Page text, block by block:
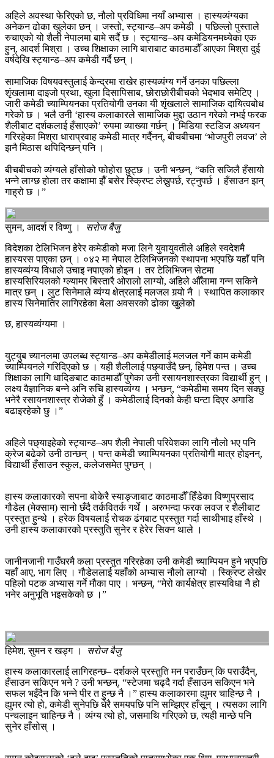
अहिले अवस्था फेरिएको छ, नौलो प्रविधिमा नयाँ अभ्यास । हास्यव्यंग्यका
अनेकन ढोका खुलेका छन् । जस्तो, स्ट्यान्ड–अप कमेडी । पछिल्लो पुस्ताले
रुचाएको यो शैली नेपालमा बामे सर्दै छ । स्ट्यान्ड–अप कमेडियनमध्येका एक
हुन्, आदर्श मिश्रा । उच्च शिक्षाका लागि बाराबाट काठमाडौँ आएका मिश्रा दुई
वर्षदेखि स्ट्यान्ड–अप कमेडी गर्दै छन् ।
सामाजिक विषयवस्तुलाई केन्द्रमा राखेर हास्यव्यंग्य गर्ने उनका पछिल्ला
शृंखलामा दाइजो प्रथा, खुला दिसापिसाब, छोराछोरीबीचको भेदभाव समेटिए ।
जारी कमेडी च्याम्पियनका प्रतियोगी उनका यी शृंखलाले सामाजिक दायित्वबोध
गरेको छ । भलै उनी ‘हास्य कलाकारले सामाजिक मुद्दा उठान गरेको नभई फरक
शैलीबाट दर्शकलाई हँसाएको’ रुपमा व्याख्या गर्छन् । मिडिया स्टडिज अध्ययन
गरिरहेका मिश्रा धाराप्रवाह कमेडी मात्र गर्दैनन्, बीचबीचमा ‘भोजपुरी लवज’ ले
झनै मिठास थपिदिन्छन् पनि ।
बीचबीचको व्यंग्यले हाँसोको फोहोरा छुट्छ । उनी भन्छन्, “कति सजिलै हँसायो
भन्ने लाग्छ होला तर कक्षामा झैँ बसेर स्क्रिप्ट लेख्नुपर्छ, रट्नुपर्छ । हँसाउन झन्
गाह्रो छ ।”
सुमन, आदर्श र विष्णु ।
सरोज बैजु
विदेशका टेलिभिजन हेरेर कमेडीको मजा लिने युवायुवतीले अहिले स्वदेशमै
हास्यरस पाएका छन् । ०४२ मा नेपाल टेलिभिजनको स्थापना भएपछि यहाँ पनि
हास्यव्यंग्य विधाले उचाइ नपाएको होइन । तर टेलिभिजन सेटमा
हास्यसिरियलको ग्ल्यामर बिस्तारै ओरालो लाग्यो, अहिले औँलामा गन्न सकिने
मात्र छन् । लुट सिनेमाले व्यंग्य क्षेत्रलाई मलजल गर्‍यो नै । स्थापित कलाकार
हास्य सिनेमातिर लागिरहेका बेला अवसरको ढोका खुलेको
छ, हास्यव्यंग्यमा ।
युट्युब च्यानलमा उपलब्ध स्ट्यान्ड–अप कमेडीलाई मलजल गर्ने काम कमेडी
च्याम्पियनले गरिदिएको छ । यही शैलीलाई पछ्याउँदै छन्, हिमेश पन्त । उच्च
शिक्षाका लागि धादिङबाट काठमाडौँ पुगेका उनी रसायनशास्त्रका विद्यार्थी हुन् ।
लक्ष्य वैज्ञानिक बन्ने अनि रुचि हास्यव्यंग्य । भन्छन्, “कमेडीमा समय दिन सक्छु
भनेरै रसायनशास्त्र रोजेको हुँ । कमेडीलाई दिनको केही घन्टा दिएर अगाडि
बढाइरहेको छु ।”
अहिले पछ्याइहेको स्ट्यान्ड–अप शैली नेपाली परिवेशका लागि नौलो भए पनि
क्रेज बढेको उनी ठान्छन् । पन्त कमेडी च्याम्पियनका प्रतियोगी मात्र होइनन्,
विद्यार्थी हँसाउन स्कुल, कलेजसमेत पुग्छन् ।
हास्य कलाकारको सपना बोकेरै स्याङ्जाबाट काठमाडौँ हिँडेका विष्णुप्रसाद
गौडेल (मेक्साम) सानो छँदै तर्कवितर्क गर्थे । अरुभन्दा फरक लवज र शैलीबाट
प्रस्तुत हुन्थे । हरेक विषयलाई रोचक ढंगबाट प्रस्तुत गर्दा साथीभाइ हाँस्थे ।
उनी हास्य कलाकारको प्रस्तुति सुनेर र हेरेर सिक्न थाले ।
जानीनजानी गाउँघरमै कला प्रस्तुत गरिरहेका उनी कमेडी च्याम्पियन हुने भएपछि
यहाँ आए, भाग लिए । गौडेललाई यहाँको अभ्यास नौलो लाग्यो । स्क्रिप्ट लेखेर
पहिलो पटक अभ्यास गर्ने मौका पाए । भन्छन्, “मेरो कार्यक्षेत्र हास्यविधा नै हो
भनेर अनुभूति भइसकेको छ ।”
हिमेश, सुमन र खड्ग ।
सरोज बैजु
हास्य कलाकारलाई लागिरहन्छ– दर्शकले प्रस्तुति मन पराउँछन् कि पराउँदैन्,
हँसाउन सकिएन भने ? उनी भन्छन्, “स्टेजमा चढ्दै गर्दा हँसाउन सकिएन भने
सफल भइँदैन कि भन्ने पीर त हुन्छ नै ।” हास्य कलाकारमा ह्युमर चाहिन्छ नै ।
ह्युमर त्यो हो, कमेडी सुनेपछि धेरै समयपछि पनि सम्झिएर हाँसून् । त्यसका लागि
पन्चलाइन चाहिन्छ नै । व्यंग्य त्यो हो, जसमाथि गरिएको छ, त्यही मान्छे पनि
सुनेर हाँसोस् ।